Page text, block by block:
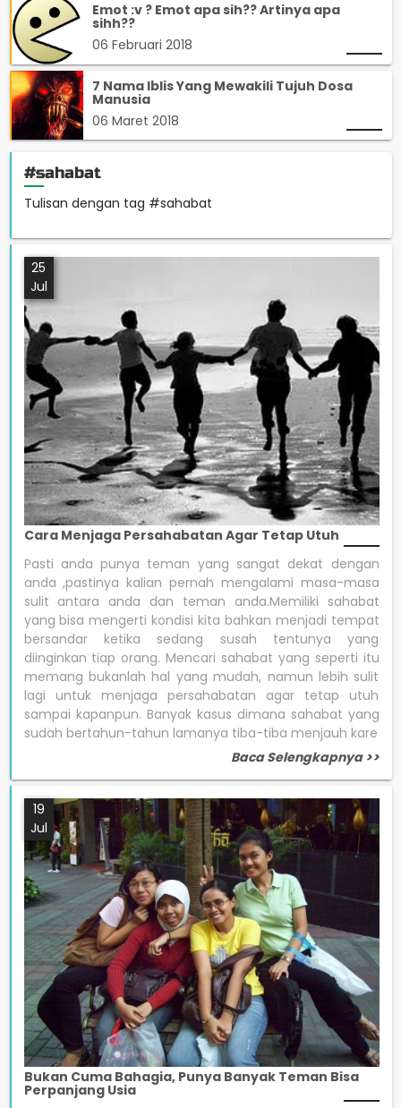
Emot :v ? Emot apa sih?? Artinya apa
sihh??
06 Februari 2018
7 Nama Iblis Yang Mewakili Tujuh Dosa
Manusia
06 Maret 2018
#sahabat
Tulisan dengan tag #sahabat
25
Jul
Cara Menjaga Persahabatan Agar Tetap Utuh
Pasti anda punya teman yang sangat dekat dengan
anda ,pastinya kalian pernah mengalami masa-masa
sulit antara anda dan teman anda.Memiliki sahabat
yang bisa mengerti kondisi kita bahkan menjadi tempat
bersandar ketika sedang susah tentunya yang
diinginkan tiap orang. Mencari sahabat yang seperti itu
memang bukanlah hal yang mudah, namun lebih sulit
lagi untuk menjaga persahabatan agar tetap utuh
sampai kapanpun. Banyak kasus dimana sahabat yang
sudah bertahun-tahun lamanya tiba-tiba menjauh kare
Baca Selengkapnya >>
19
Jul
Bukan Cuma Bahagia, Punya Banyak Teman Bisa
Perpanjang Usia